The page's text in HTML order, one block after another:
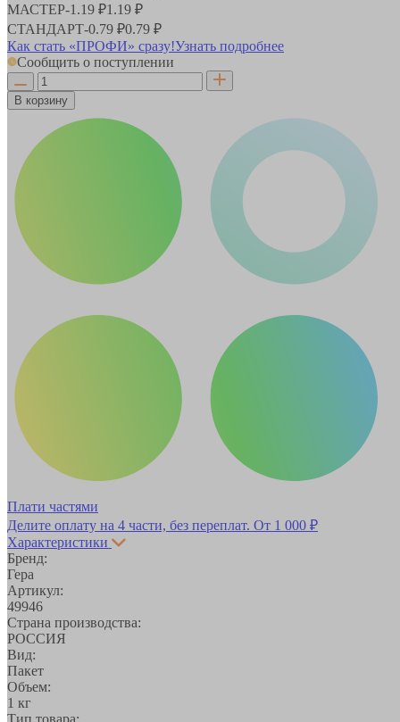
МАСТЕР-1.19 ₽1.19 ₽
СТАНДАРТ-0.79 ₽0.79 ₽
Как стать «ПРОФИ» сразу!Узнать подробнее
Сообщить о поступлении
В корзину
Плати частями
Делите оплату на 4 части, без переплат. От 1 000 ₽
Характеристики
Бренд:
Гера
Артикул:
49946
Страна производства:
РОССИЯ
Вид:
Пакет
Объем:
1 кг
Тип товара: